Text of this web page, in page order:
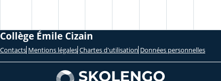
Collège Émile Cizain
Contacts Mentions légales Chartes d'utilisation Données personnelles